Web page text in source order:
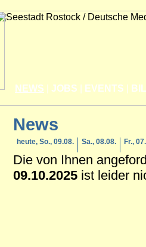
NEWS JOBS EVENTS
News
heute, So., 09.08. Sa., 08.08. Fr.,
Die von Ihnen
09.10.2025 ist leider